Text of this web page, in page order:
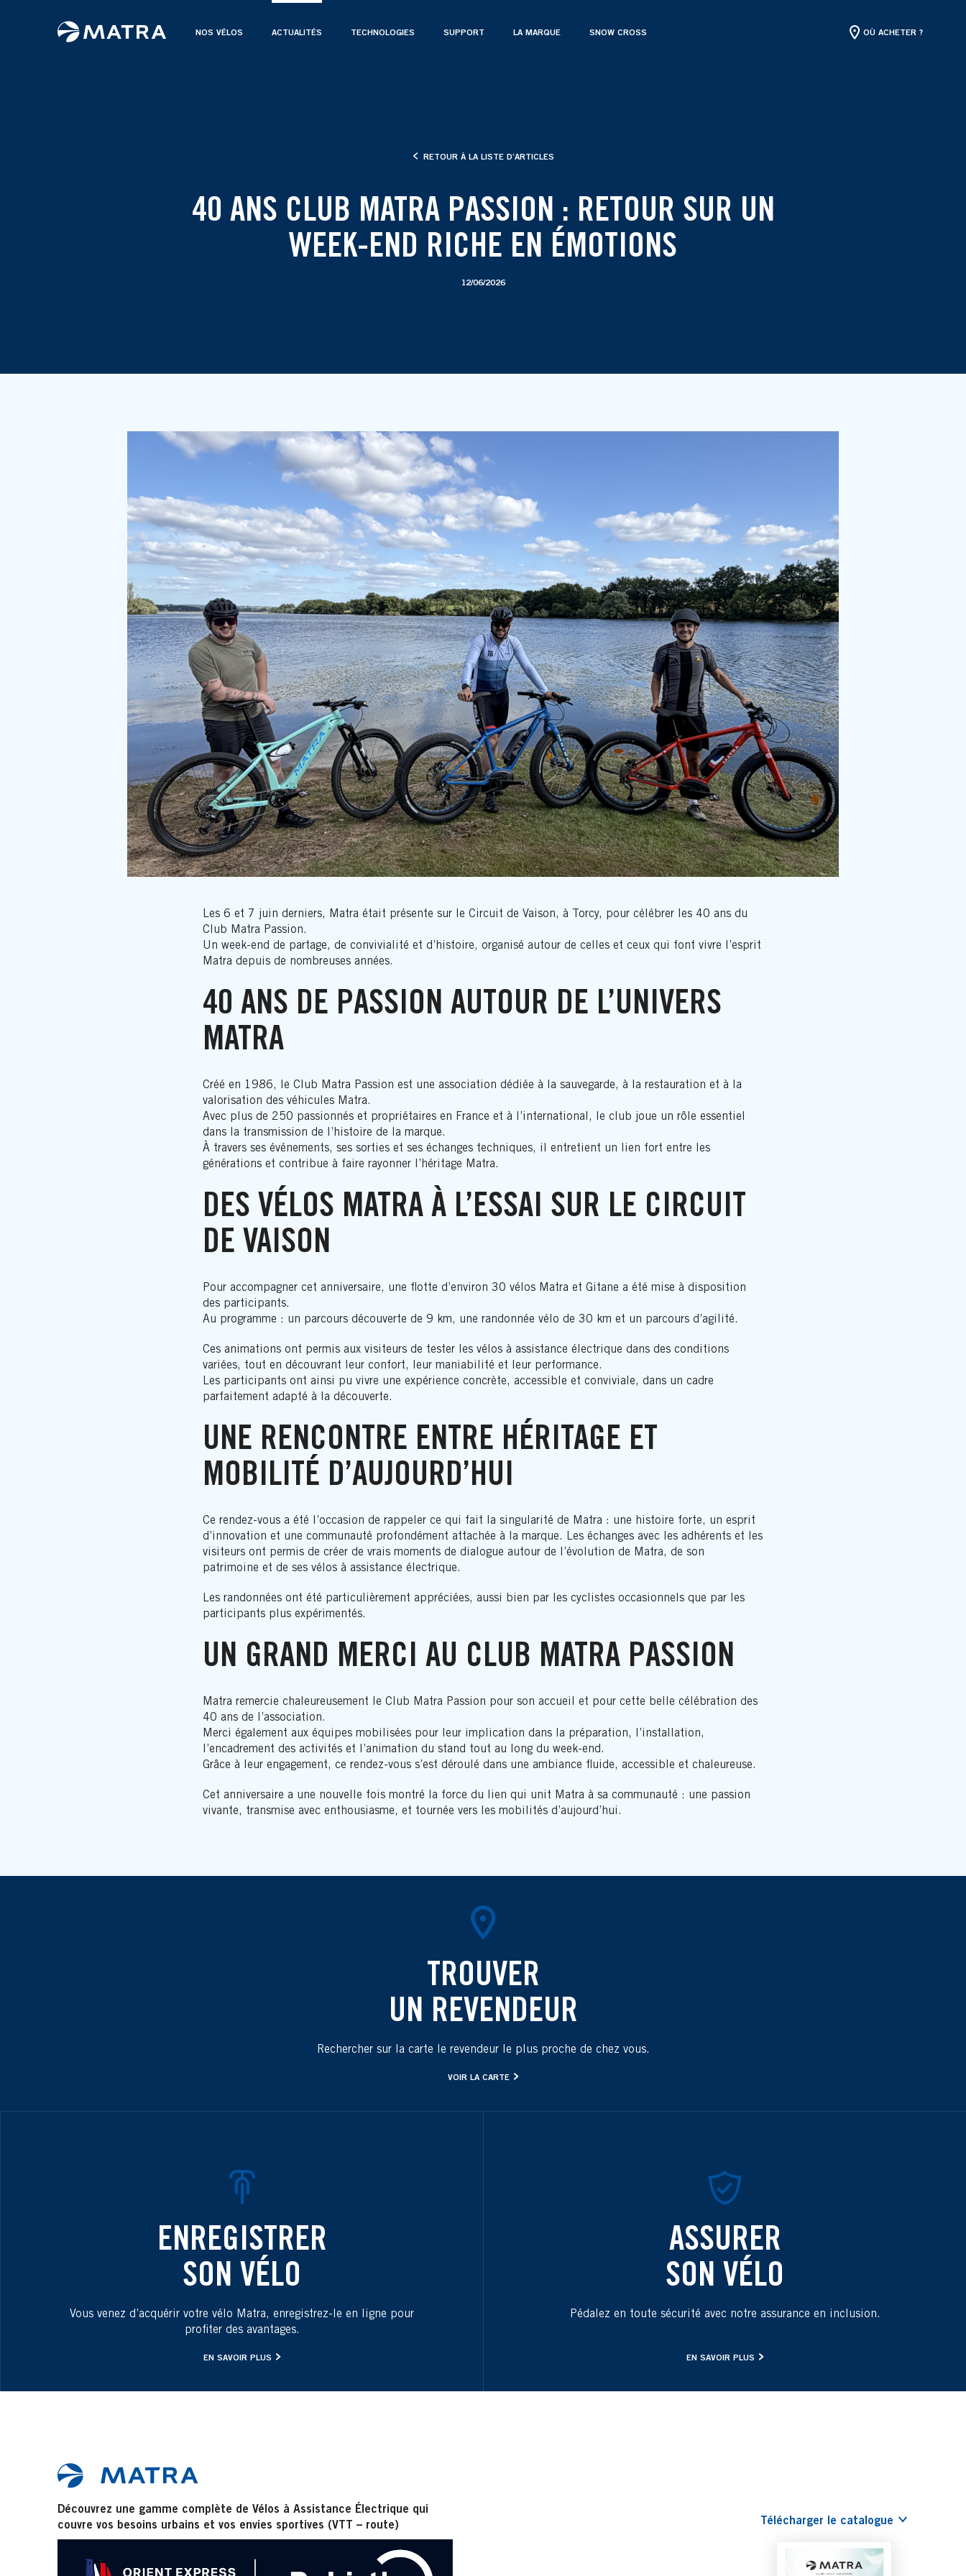
NOS VÉLOS TECHNOLOGIES SUPPORT LA MARQUE SNOW CROSS
ACTUALITÉS OÙ ACHETER ?
RETOUR À LA LISTE D’ARTICLES
40 ANS CLUB MATRA PASSION : RETOUR SUR UN
WEEK-END RICHE EN ÉMOTIONS
12/06/2026
Les 6 et 7 juin derniers, Matra était présente sur le Circuit de Vaison, à Torcy, pour célébrer les 40 ans du
Club Matra Passion.
Un week-end de partage, de convivialité et d’histoire, organisé autour de celles et ceux qui font vivre l’esprit
Matra depuis de nombreuses années.
40 ANS DE PASSION AUTOUR DE L’UNIVERS
MATRA
Créé en 1986, le Club Matra Passion est une association dédiée à la sauvegarde, à la restauration et à la
valorisation des véhicules Matra.
Avec plus de 250 passionnés et propriétaires en France et à l’international, le club joue un rôle essentiel
dans la transmission de l’histoire de la marque.
À travers ses événements, ses sorties et ses échanges techniques, il entretient un lien fort entre les
générations et contribue à faire rayonner l’héritage Matra.
DES VÉLOS MATRA À L’ESSAI SUR LE CIRCUIT
DE VAISON
Pour accompagner cet anniversaire, une flotte d’environ 30 vélos Matra et Gitane a été mise à disposition
des participants.
Au programme : un parcours découverte de 9 km, une randonnée vélo de 30 km et un parcours d’agilité.
Ces animations ont permis aux visiteurs de tester les vélos à assistance électrique dans des conditions
variées, tout en découvrant leur confort, leur maniabilité et leur performance.
Les participants ont ainsi pu vivre une expérience concrète, accessible et conviviale, dans un cadre
parfaitement adapté à la découverte.
UNE RENCONTRE ENTRE HÉRITAGE ET
MOBILITÉ D’AUJOURD’HUI
Ce rendez-vous a été l’occasion de rappeler ce qui fait la singularité de Matra : une histoire forte, un esprit
d’innovation et une communauté profondément attachée à la marque. Les échanges avec les adhérents et les
visiteurs ont permis de créer de vrais moments de dialogue autour de l’évolution de Matra, de son
patrimoine et de ses vélos à assistance électrique.
Les randonnées ont été particulièrement appréciées, aussi bien par les cyclistes occasionnels que par les
participants plus expérimentés.
UN GRAND MERCI AU CLUB MATRA PASSION
Matra remercie chaleureusement le Club Matra Passion pour son accueil et pour cette belle célébration des
40 ans de l’association.
Merci également aux équipes mobilisées pour leur implication dans la préparation, l’installation,
l’encadrement des activités et l’animation du stand tout au long du week-end.
Grâce à leur engagement, ce rendez-vous s’est déroulé dans une ambiance fluide, accessible et chaleureuse.
Cet anniversaire a une nouvelle fois montré la force du lien qui unit Matra à sa communauté : une passion
vivante, transmise avec enthousiasme, et tournée vers les mobilités d’aujourd’hui.
TROUVER
UN REVENDEUR
Rechercher sur la carte le revendeur le plus proche de chez vous.
VOIR LA CARTE
ENREGISTRER
SON VÉLO
Vous venez d’acquérir votre vélo Matra, enregistrez-le en ligne pour
profiter des avantages.
EN SAVOIR PLUS
ASSURER
SON VÉLO
Pédalez en toute sécurité avec notre assurance en inclusion.
EN SAVOIR PLUS
Découvrez une gamme complète de Vélos à Assistance Électrique qui
couvre vos besoins urbains et vos envies sportives (VTT – route)
Télécharger le catalogue